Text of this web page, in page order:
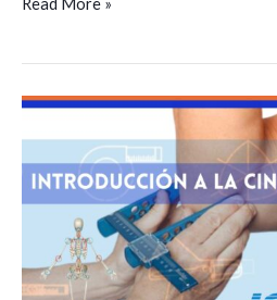
Introducción
a
la
cineantropometría